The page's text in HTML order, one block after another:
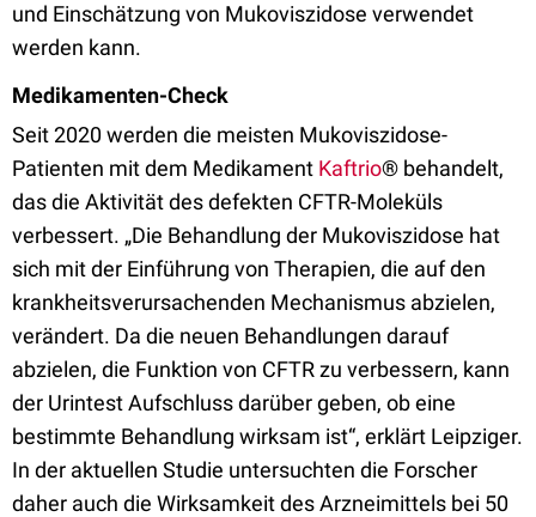
und Einschätzung von Mukoviszidose verwendet
werden kann.
Medikamenten-Check
Seit 2020 werden die meisten Mukoviszidose-
Patienten mit dem Medikament Kaftrio® behandelt,
das die Aktivität des defekten CFTR-Moleküls
verbessert. „Die Behandlung der Mukoviszidose hat
sich mit der Einführung von Therapien, die auf den
krankheitsverursachenden Mechanismus abzielen,
verändert. Da die neuen Behandlungen darauf
abzielen, die Funktion von CFTR zu verbessern, kann
der Urintest Aufschluss darüber geben, ob eine
bestimmte Behandlung wirksam ist“, erklärt Leipziger.
In der aktuellen Studie untersuchten die Forscher
daher auch die Wirksamkeit des Arzneimittels bei 50